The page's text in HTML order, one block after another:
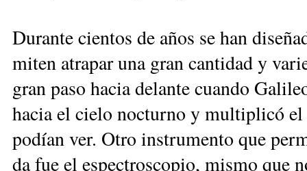
Du­ran­te cien­tos de años se han
mi­ten atra­par una gran can­ti­dad y
gran pa­so ha­cia de­lan­te cuan­do
ha­cia el cie­lo noc­tur­no y mul­ti­pli­có el
po­dían ver. Otro ins­tru­men­to que
da fue el es­pec­tros­co­pio, mis­mo que